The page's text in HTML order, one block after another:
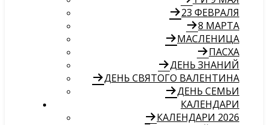
23 ФЕВРАЛЯ
8 МАРТА
МАСЛЕНИЦА
ПАСХА
ДЕНЬ ЗНАНИЙ
ДЕНЬ СВЯТОГО ВАЛЕНТИНА
ДЕНЬ СЕМЬИ
КАЛЕНДАРИ
КАЛЕНДАРИ 2026